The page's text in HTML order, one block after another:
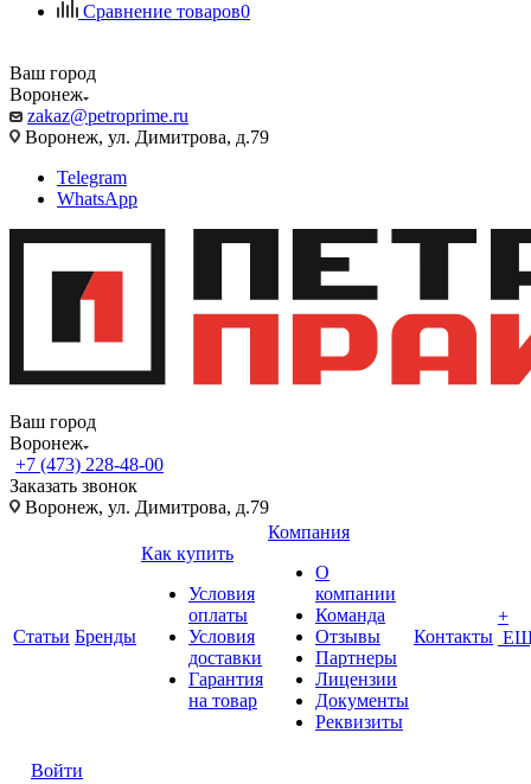
Сравнение товаров0
Ваш город
Воронеж
zakaz@petroprime.ru
Воронеж, ул. Димитрова, д.79
Telegram
WhatsApp
Ваш город
Воронеж
+7 (473) 228-48-00
Заказать звонок
Воронеж, ул. Димитрова, д.79
Статьи Бренды
Как купить
Условия
оплаты
Условия
доставки
Гарантия
на товар
Компания
О
компании
Команда
Отзывы
Партнеры
Лицензии
Документы
Реквизиты
Контакты
+
Войти